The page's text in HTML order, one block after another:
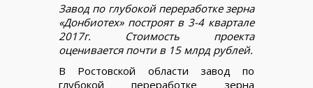
Завод по глубокой переработке зерна
«Донбиотех» построят в 3-4 квартале
2017г. Стоимость проекта
оценивается почти в 15 млрд рублей.
В Ростовской области завод по
глубокой переработке зерна